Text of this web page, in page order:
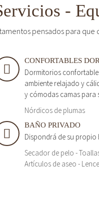
-
pensados para que
CONFORTABLES
Dormitorios
ambiente relajado y
y cómodas camas para
Nórdicos de plumas
BAÑO PRIVADO
Dispondrá de su
Secador de pelo -
Artículos de aseo -